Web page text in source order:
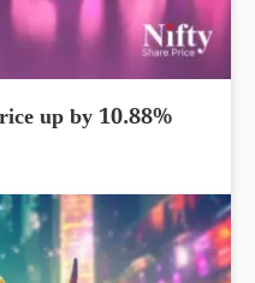
up by 10.88%